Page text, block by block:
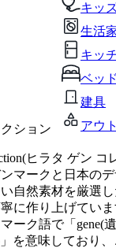
キッ
生活
キッ
ベッ
建具
アウ
ション
ヒラタ ゲン コ
マークと日本の
自然素材を厳選
に作り上げてい
ーク語で「gene(
を意味しており